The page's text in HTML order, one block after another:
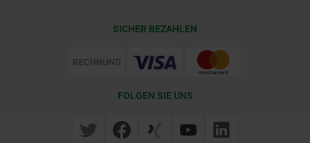
SICHER BEZAHLEN
FOLGEN SIE UNS